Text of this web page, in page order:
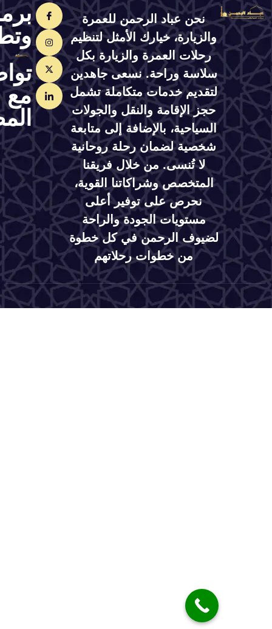
نحن عباد الرحمن للعمرة
والزيارة، خيارك الأمثل لتنظيم
رحلات العمرة والزيارة بكل
سلاسة وراحة. نسعى جاهدين
لتقديم خدمات متكاملة تشمل
حجز الإقامة والنقل والجولات
السياحية، بالإضافة إلى متابعة
شخصية لضمان رحلة روحانية
لا تُنسى. من خلال فريقنا
المتخصص وشراكاتنا القوية،
نحرص على توفير أعلى
مستويات الجودة والراحة
لضيوف الرحمن في كل خطوة
من خطوات رحلاتهم
برمجة
وتطوير
تواصل
مع
المصمم